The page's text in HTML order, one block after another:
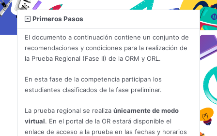
Primeros Pasos
El documento a continuación contiene un conjunto de
recomendaciones y condiciones para la realización de
la Prueba Regional (Fase II) de la ORM y ORL.
En esta fase de la competencia participan los
estudiantes clasificados de la fase preliminar.
La prueba regional se realiza únicamente de modo
virtual. En el portal de la OR estará disponible el
enlace de acceso a la prueba en las fechas y horarios